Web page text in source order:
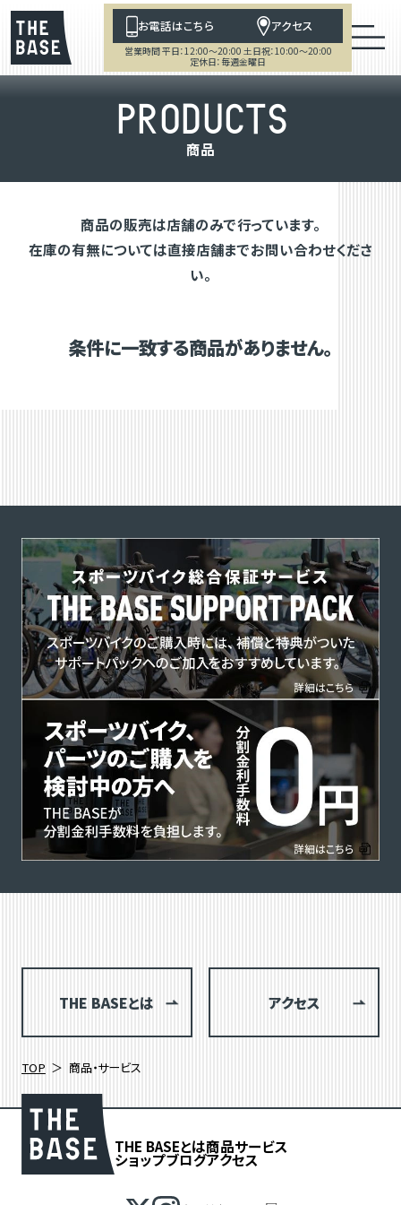
お電話はこちら アクセス
営業時間 平日：12:00～20:00 土日祝：10:00～20:00
定休日：毎週金曜日
PRODUCTS
商品
商品の販売は店舗のみで行っています。
在庫の有無については直接店舗までお問い合わせくださ
い。
条件に一致する商品がありません。
THE BASEとは アクセス
TOP 商品・サービス
THE BASEとは商品サービス
ショップブログアクセス